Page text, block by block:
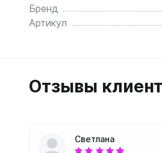
Бренд
Артикул
Отзывы
Светлана